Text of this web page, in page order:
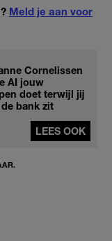
Meld je aan voor
Cornelissen
AI jouw
doet terwijl jij
bank zit
LEES OOK